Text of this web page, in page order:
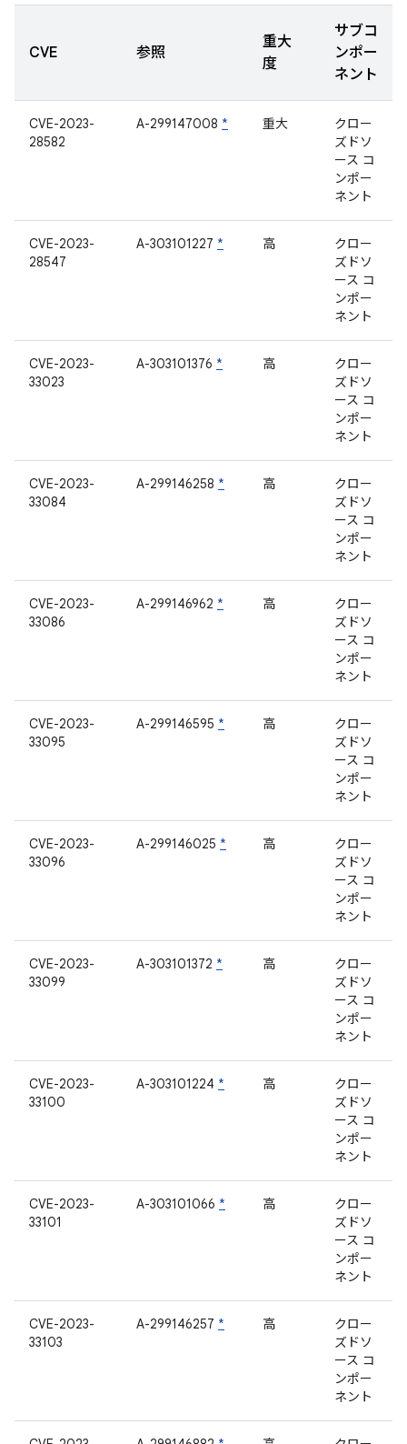
CVE 参照
重大
度
サブコ
ンポー
ネント
CVE-2023-
28582
A-299147008 * 重大
クロー
ズドソ
ース コ
ンポー
ネント
CVE-2023-
28547
A-303101227 * 高
クロー
ズドソ
ース コ
ンポー
ネント
CVE-2023-
33023
A-303101376 * 高
クロー
ズドソ
ース コ
ンポー
ネント
CVE-2023-
33084
A-299146258 * 高
クロー
ズドソ
ース コ
ンポー
ネント
CVE-2023-
33086
A-299146962 * 高
クロー
ズドソ
ース コ
ンポー
ネント
CVE-2023-
33095
A-299146595 * 高
クロー
ズドソ
ース コ
ンポー
ネント
CVE-2023-
33096
A-299146025 * 高
クロー
ズドソ
ース コ
ンポー
ネント
CVE-2023-
33099
A-303101372 * 高
クロー
ズドソ
ース コ
ンポー
ネント
CVE-2023-
33100
A-303101224 * 高
クロー
ズドソ
ース コ
ンポー
ネント
CVE-2023-
33101
A-303101066 * 高
クロー
ズドソ
ース コ
ンポー
ネント
CVE-2023-
33103
A-299146257 * 高
クロー
ズドソ
ース コ
ンポー
ネント